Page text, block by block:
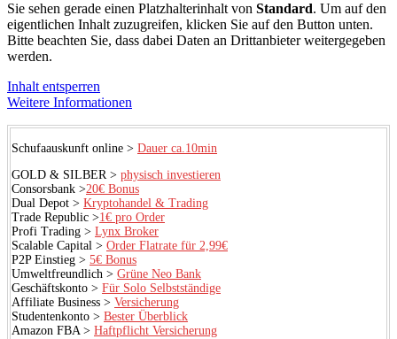
Sie sehen gerade einen Platzhalterinhalt von Standard. Um auf den
eigentlichen Inhalt zuzugreifen, klicken Sie auf den Button unten.
Bitte beachten Sie, dass dabei Daten an Drittanbieter weitergegeben
werden.
Inhalt entsperren
Weitere Informationen
Schufaauskunft online > Dauer ca.10min
GOLD & SILBER > physisch investieren
Consorsbank >20€ Bonus
Dual Depot > Kryptohandel & Trading
Trade Republic >1€ pro Order
Profi Trading > Lynx Broker
Scalable Capital > Order Flatrate für 2,99€
P2P Einstieg > 5€ Bonus
Umweltfreundlich > Grüne Neo Bank
Geschäftskonto > Für Solo Selbstständige
Affiliate Business > Versicherung
Studentenkonto > Bester Überblick
Amazon FBA > Haftpflicht Versicherung